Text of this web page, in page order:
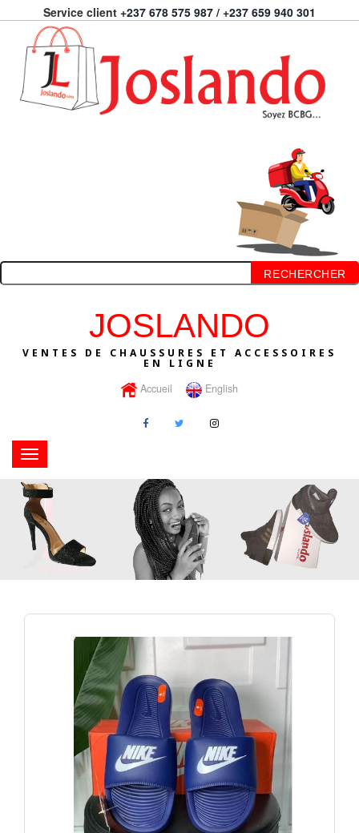
Service client +237 678 575 987 / +237 659 940 301
RECHERCHER
JOSLANDO
VENTES DE CHAUSSURES ET ACCESSOIRES
EN LIGNE
Accueil English
Toggle
navigation